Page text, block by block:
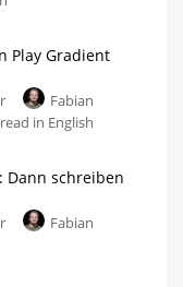
Play Gradient
Fabian
read in English
Dann schreiben
Fabian